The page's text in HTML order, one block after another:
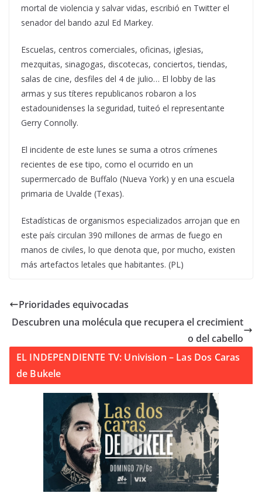
mortal de violencia y salvar vidas, escribió en Twitter el
senador del bando azul Ed Markey.
Escuelas, centros comerciales, oficinas, iglesias,
mezquitas, sinagogas, discotecas, conciertos, tiendas,
salas de cine, desfiles del 4 de julio… El lobby de las
armas y sus títeres republicanos robaron a los
estadounidenses la seguridad, tuiteó el representante
Gerry Connolly.
El incidente de este lunes se suma a otros crímenes
recientes de ese tipo, como el ocurrido en un
supermercado de Buffalo (Nueva York) y en una escuela
primaria de Uvalde (Texas).
Estadísticas de organismos especializados arrojan que en
este país circulan 390 millones de armas de fuego en
manos de civiles, lo que denota que, por mucho, existen
más artefactos letales que habitantes. (PL)
Prioridades equivocadas
Descubren una molécula que recupera el crecimient
o del cabello
EL INDEPENDIENTE TV: Univision – Las Dos Caras
de Bukele